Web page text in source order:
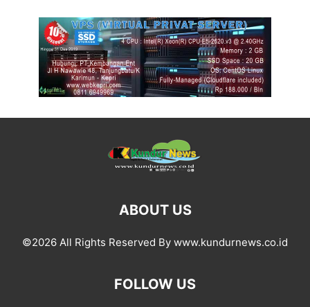
ABOUT US
©2026 All Rights Reserved By www.kundurnews.co.id
FOLLOW US